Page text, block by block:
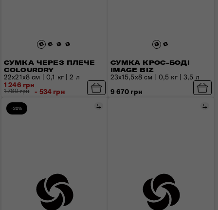
СУМКА ЧЕРЕЗ ПЛЕЧЕ
COLOURDRY
22x21x8 см | 0,1 кг | 2 л
1 246 грн
1 780 грн - 534 грн
СУМКА КРОС-БОДІ
IMAGE BIZ
23x15,5x8 см | 0,5 кг | 3,5 л
9 670 грн
-20% Порівняти